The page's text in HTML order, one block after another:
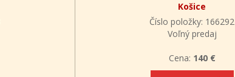
Košice
Číslo položky: 166292
Voľný predaj
Cena: 140 €